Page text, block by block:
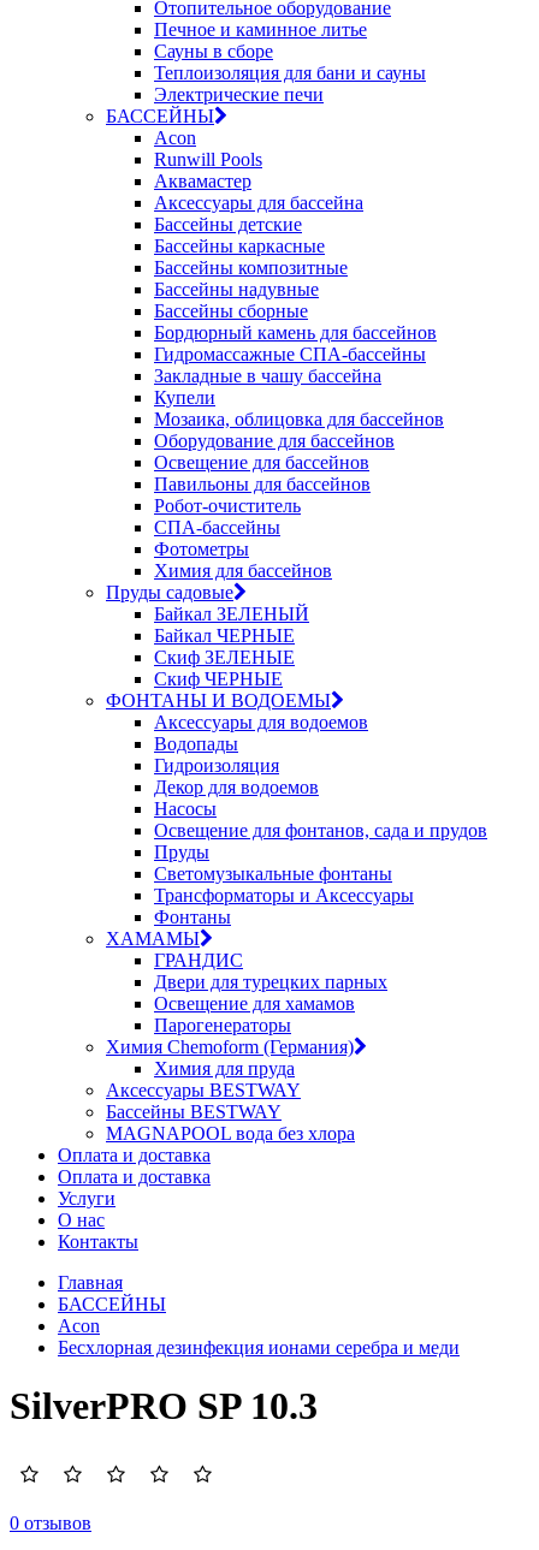
Отопительное оборудование
Печное и каминное литье
Сауны в сборе
Теплоизоляция для бани и сауны
Электрические печи
БАССЕЙНЫ
Acon
Runwill Pools
Аквамастер
Аксессуары для бассейна
Бассейны детские
Бассейны каркасные
Бассейны композитные
Бассейны надувные
Бассейны сборные
Бордюрный камень для бассейнов
Гидромассажные СПА-бассейны
Закладные в чашу бассейна
Купели
Мозаика, облицовка для бассейнов
Оборудование для бассейнов
Освещение для бассейнов
Павильоны для бассейнов
Робот-очиститель
СПА-бассейны
Фотометры
Химия для бассейнов
Пруды садовые
Байкал ЗЕЛЕНЫЙ
Байкал ЧЕРНЫЕ
Скиф ЗЕЛЕНЫЕ
Скиф ЧЕРНЫЕ
ФОНТАНЫ И ВОДОЕМЫ
Аксессуары для водоемов
Водопады
Гидроизоляция
Декор для водоемов
Насосы
Освещение для фонтанов, сада и прудов
Пруды
Светомузыкальные фонтаны
Трансформаторы и Аксессуары
Фонтаны
ХАМАМЫ
ГРАНДИС
Двери для турецких парных
Освещение для хамамов
Парогенераторы
Химия Chemoform (Германия)
Химия для пруда
Аксессуары BESTWAY
Бассейны BESTWAY
MAGNAPOOL вода без хлора
Оплата и доставка
Оплата и доставка
Услуги
О нас
Контакты
Главная
БАССЕЙНЫ
Acon
Беcхлорная дезинфекция ионами серебра и меди
SilverPRO SP 10.3
0 отзывов